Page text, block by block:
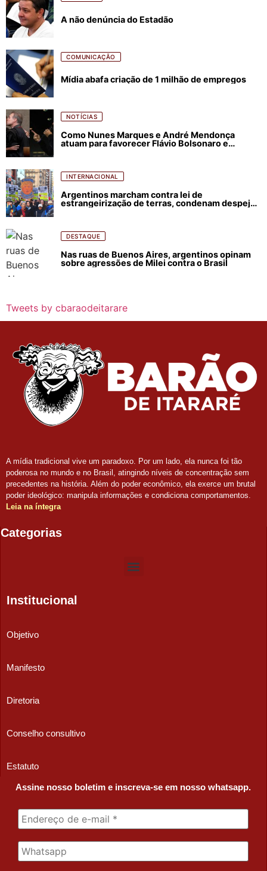
A não denúncia do Estadão
COMUNICAÇÃO
Mídia abafa criação de 1 milhão de empregos
NOTÍCIAS
Como Nunes Marques e André Mendonça
atuam para favorecer Flávio Bolsonaro e
INTERNACIONAL
Argentinos marcham contra lei de
estrangeirização de terras, condenam despejos
DESTAQUE
Nas ruas de Buenos Aires, argentinos opinam
sobre agressões de Milei contra o Brasil
Tweets by cbaraodeitarare
A mídia tradicional vive um paradoxo. Por um lado, ela nunca foi tão
poderosa no mundo e no Brasil, atingindo níveis de concentração sem
precedentes na história. Além do poder econômico, ela exerce um brutal
poder ideológico: manipula informações e condiciona comportamentos.
Leia na íntegra
Categorias
Institucional
Objetivo
Manifesto
Diretoria
Conselho consultivo
Estatuto
Assine nosso boletim e inscreva-se em nosso whatsapp.